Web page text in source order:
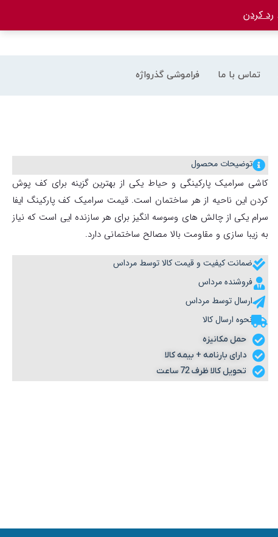
رد کردن
تماس با ما فراموشی گذرواژه
توضیحات محصول
کاشی سرامیک پارکینگی و حیاط یکی از بهترین گزینه برای کف پوش
کردن این ناحیه از هر ساختمان است. قیمت سرامیک کف پارکینگ ایفا
سرام یکی از چالش های وسوسه انگیز برای هر سازنده ایی است که نیاز
به زیبا سازی و مقاومت بالا مصالح ساختمانی دارد.
ضمانت کیفیت و قیمت کالا توسط مرداس
فروشنده مرداس
ارسال توسط مرداس
نحوه ارسال کالا
حمل مکانیزه
دارای بارنامه + بیمه کالا
تحویل کالا ظرف 72 ساعت